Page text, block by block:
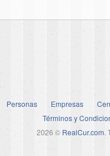
Personas Empresas
Términos y
2026 © RealCur.com.